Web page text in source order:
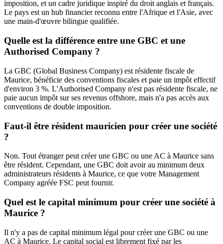
imposition, et un cadre juridique inspiré du droit anglais et français.
Le pays est un hub financier reconnu entre l'Afrique et l'Asie, avec
une main-d'œuvre bilingue qualifiée.
Quelle est la différence entre une GBC et une
Authorised Company ?
La GBC (Global Business Company) est résidente fiscale de
Maurice, bénéficie des conventions fiscales et paie un impôt effectif
d'environ 3 %. L'Authorised Company n'est pas résidente fiscale, ne
paie aucun impôt sur ses revenus offshore, mais n'a pas accès aux
conventions de double imposition.
Faut-il être résident mauricien pour créer une société
?
Non. Tout étranger peut créer une GBC ou une AC à Maurice sans
être résident. Cependant, une GBC doit avoir au minimum deux
administrateurs résidents à Maurice, ce que votre Management
Company agréée FSC peut fournir.
Quel est le capital minimum pour créer une société à
Maurice ?
Il n'y a pas de capital minimum légal pour créer une GBC ou une
AC à Maurice. Le capital social est librement fixé par les